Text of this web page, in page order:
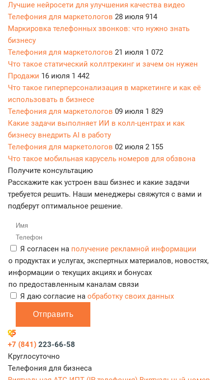
Лучшие нейросети для улучшения качества видео
Телефония для маркетологов 28 июля 914
Маркировка телефонных звонков: что нужно знать
бизнесу
Телефония для маркетологов 21 июля 1 072
Что такое статический коллтрекинг и зачем он нужен
Продажи 16 июля 1 442
Что такое гиперперсонализация в маркетинге и как её
использовать в бизнесе
Телефония для маркетологов 09 июля 1 829
Какие задачи выполняет ИИ в колл-центрах и как
бизнесу внедрить AI в работу
Телефония для маркетологов 02 июля 2 155
Что такое мобильная карусель номеров для обзвона
Получите консультацию
Расскажите как устроен ваш бизнес и какие задачи
требуется решить. Наши менеджеры свяжутся с вами и
подберут оптимальное решение.
Я согласен на получение рекламной информации
о продуктах и услугах, экспертных материалов, новостях,
информации о текущих акциях и бонусах
по предоставленным каналам связи
Я даю согласие на обработку своих данных
Отправить
+7 (841) 223-66-58
Круглосуточно
Телефония для бизнеса